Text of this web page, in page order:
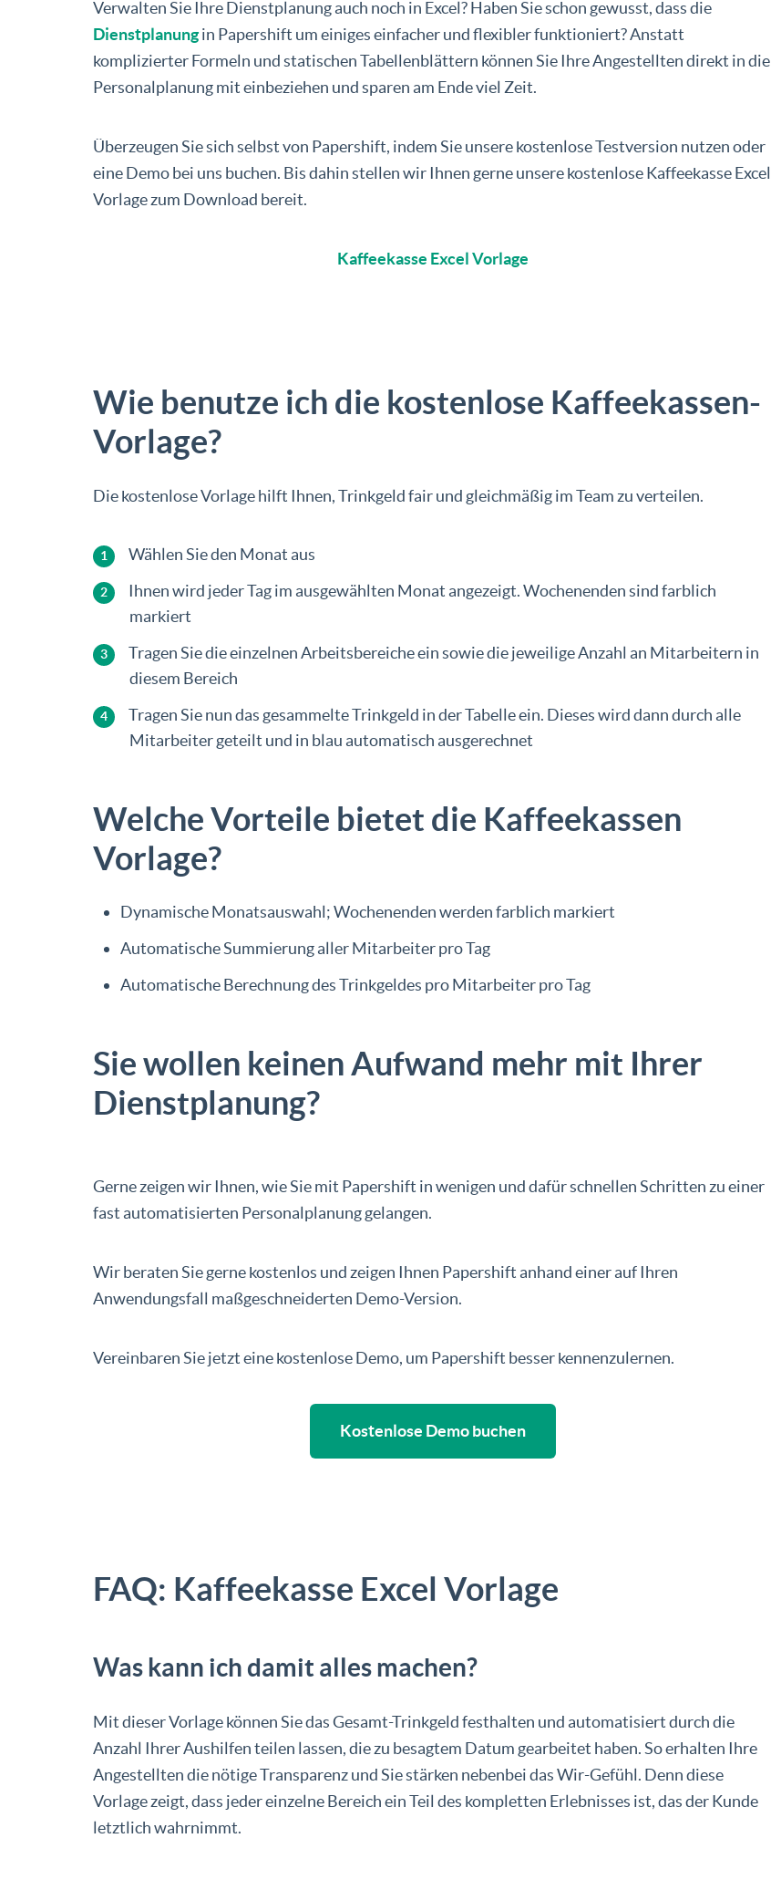
Verwalten Sie Ihre Dienstplanung auch noch in Excel? Haben Sie schon gewusst, dass die
Dienstplanungin Papershift um einiges einfacher und flexibler funktioniert? Anstatt
komplizierter Formeln und statischen Tabellenblättern können Sie Ihre Angestellten direkt in die
Personalplanung mit einbeziehen und sparen am Ende viel Zeit.
Überzeugen Sie sich selbst von Papershift, indem Sie unsere kostenlose Testversion nutzen oder
eine Demo bei uns buchen. Bis dahin stellen wir Ihnen gerne unsere kostenlose Kaffeekasse Excel
Vorlage zum Download bereit.
Kaffeekasse Excel Vorlage
Wie benutze ich die kostenlose Kaffeekassen-
Vorlage?
Die kostenlose Vorlage hilft Ihnen, Trinkgeld fair und gleichmäßig im Team zu verteilen.
Wählen Sie den Monat aus
Ihnen wird jeder Tag im ausgewählten Monat angezeigt. Wochenenden sind farblich
markiert
Tragen Sie die einzelnen Arbeitsbereiche ein sowie die jeweilige Anzahl an Mitarbeitern in
diesem Bereich
Tragen Sie nun das gesammelte Trinkgeld in der Tabelle ein. Dieses wird dann durch alle
Mitarbeiter geteilt und in blau automatisch ausgerechnet
Welche Vorteile bietet die Kaffeekassen
Vorlage?
Dynamische Monatsauswahl; Wochenenden werden farblich markiert
Automatische Summierung aller Mitarbeiter pro Tag
Automatische Berechnung des Trinkgeldes pro Mitarbeiter pro Tag
Sie wollen keinen Aufwand mehr mit Ihrer
Dienstplanung?
Gerne zeigen wir Ihnen, wie Sie mit Papershift in wenigen und dafür schnellen Schritten zu einer
fast automatisierten Personalplanung gelangen.
Wir beraten Sie gerne kostenlos und zeigen Ihnen Papershift anhand einer auf Ihren
Anwendungsfall maßgeschneiderten Demo-Version.
Vereinbaren Sie jetzt eine kostenlose Demo, um Papershift besser kennenzulernen.
Kostenlose Demo buchen
FAQ: Kaffeekasse Excel Vorlage
Was kann ich damit alles machen?
Mit dieser Vorlage können Sie das Gesamt-Trinkgeld festhalten und automatisiert durch die
Anzahl Ihrer Aushilfen teilen lassen, die zu besagtem Datum gearbeitet haben. So erhalten Ihre
Angestellten die nötige Transparenz und Sie stärken nebenbei das Wir-Gefühl. Denn diese
Vorlage zeigt, dass jeder einzelne Bereich ein Teil des kompletten Erlebnisses ist, das der Kunde
letztlich wahrnimmt.